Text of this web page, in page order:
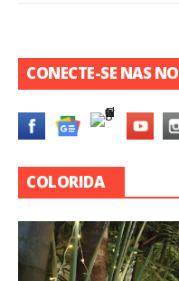
CONECTE-SE NAS
COLORIDA